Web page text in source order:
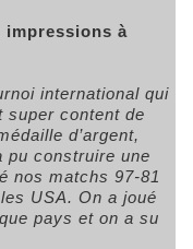
à
international qui
super content de
d’argent,
pu construire une
nos matchs 97-81
USA. On a joué
pays et on a su